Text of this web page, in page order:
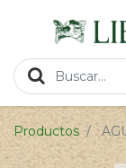
Productos